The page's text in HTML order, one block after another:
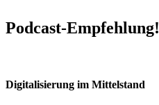
Podcast-Empfehlung!
Digitalisierung im Mittelstand